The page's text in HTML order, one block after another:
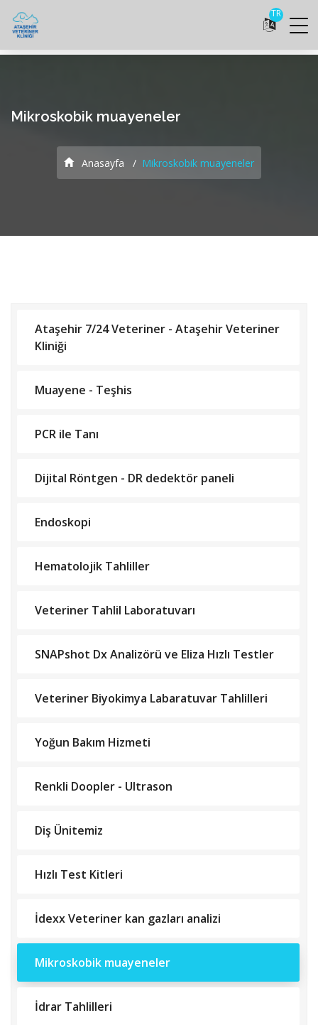
TR
Mikroskobik muayeneler
Anasayfa Mikroskobik muayeneler
Ataşehir 7/24 Veteriner - Ataşehir Veteriner
Kliniği
Muayene - Teşhis
PCR ile Tanı
Dijital Röntgen - DR dedektör paneli
Endoskopi
Hematolojik Tahliller
Veteriner Tahlil Laboratuvarı
SNAPshot Dx Analizörü ve Eliza Hızlı Testler
Veteriner Biyokimya Labaratuvar Tahlilleri
Yoğun Bakım Hizmeti
Renkli Doopler - Ultrason
Diş Ünitemiz
Hızlı Test Kitleri
İdexx Veteriner kan gazları analizi
Mikroskobik muayeneler
İdrar Tahlilleri